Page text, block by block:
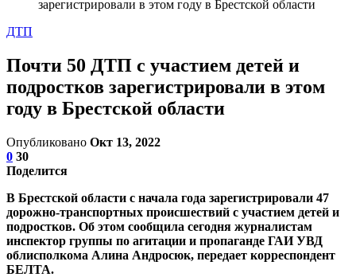
зарегистрировали в этом году в Брестской области
ДТП
Почти 50 ДТП с участием детей и
подростков зарегистрировали в этом
году в Брестской области
Опубликовано Окт 13, 2022
0 30
Поделится
В Брестской области с начала года зарегистрировали 47
дорожно-транспортных происшествий с участием детей и
подростков. Об этом сообщила сегодня журналистам
инспектор группы по агитации и пропаганде ГАИ УВД
облисполкома Алина Андросюк, передает корреспондент
БЕЛТА.